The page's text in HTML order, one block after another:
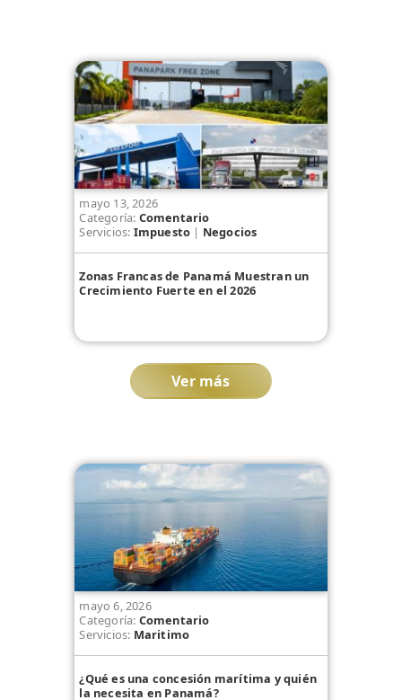
mayo 13, 2026
Categoría: Comentario
Servicios: Impuesto | Negocios
Zonas Francas de Panamá Muestran un
Crecimiento Fuerte en el 2026
Ver más
mayo 6, 2026
Categoría: Comentario
Servicios: Maritimo
¿Qué es una concesión marítima y quién
la necesita en Panamá?